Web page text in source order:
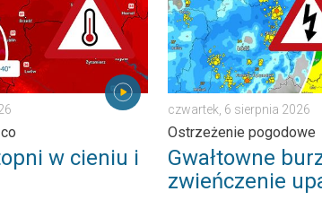
w cieniu i
czwartek, 6 sierpnia 2026
Ostrzeżenie pogodowe
Gwałtowne
zwieńczenie